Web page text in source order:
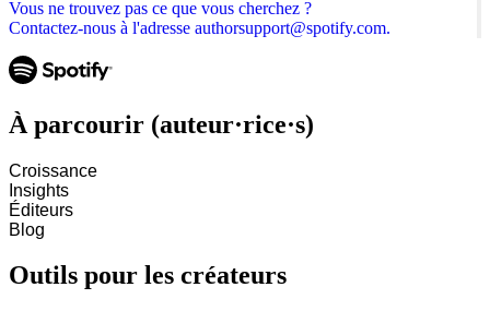
Vous ne trouvez pas ce que vous cherchez ?
Contactez-nous à l'adresse authorsupport@spotify.com.
À parcourir (auteur·rice·s)
Croissance
Insights
Éditeurs
Blog
Outils pour les créateurs